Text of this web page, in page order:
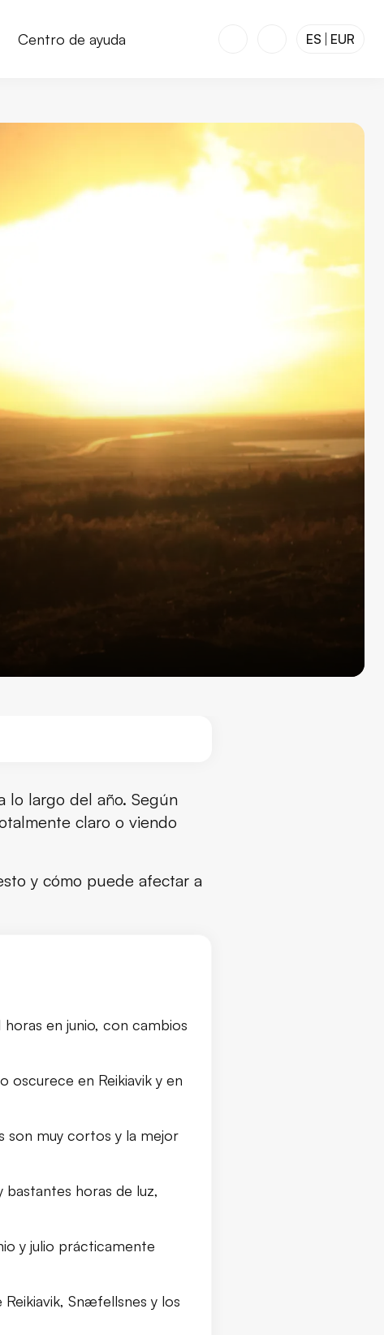
Centro de ayuda ES EUR
lo largo del año. Según
claro o viendo
y cómo puede afectar a
en junio, con cambios
oscurece en Reikiavik y en
son muy cortos y la mejor
horas de luz,
y julio prácticamente
Snæfellsnes y los